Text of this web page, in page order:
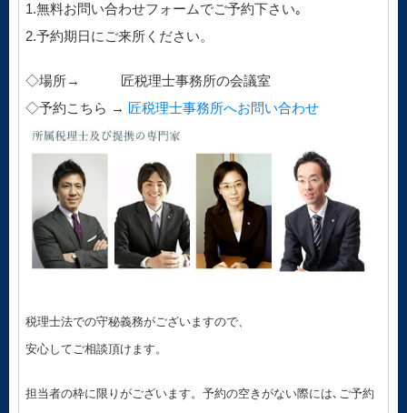
1.無料お問い合わせフォームでご予約下さい｡
2.予約期日にご来所ください。
◇場所→ 匠税理士事務所の会議室
◇予約こちら → 匠税理士事務所へお問い合わせ
税理士法での守秘義務がございますので、
安心してご相談頂けます。
担当者の枠に限りがございます。予約の空きがない際には､ご予約